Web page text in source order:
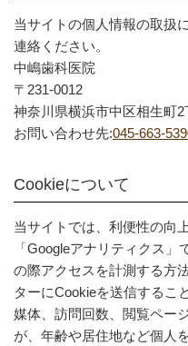
当サイトの個人情報の取扱
連絡ください。
中嶋歯科医院
〒231-0012
神奈川県横浜市中区相生町
お問い合わせ先:045-663-
Cookieについて
当サイトでは、利便性の向
「Googleアナリティクス
の際アクセスを計測する方
ターにCookieを送信するこ
媒体、訪問回数、閲覧ペー
が、年齢や居住地など個人